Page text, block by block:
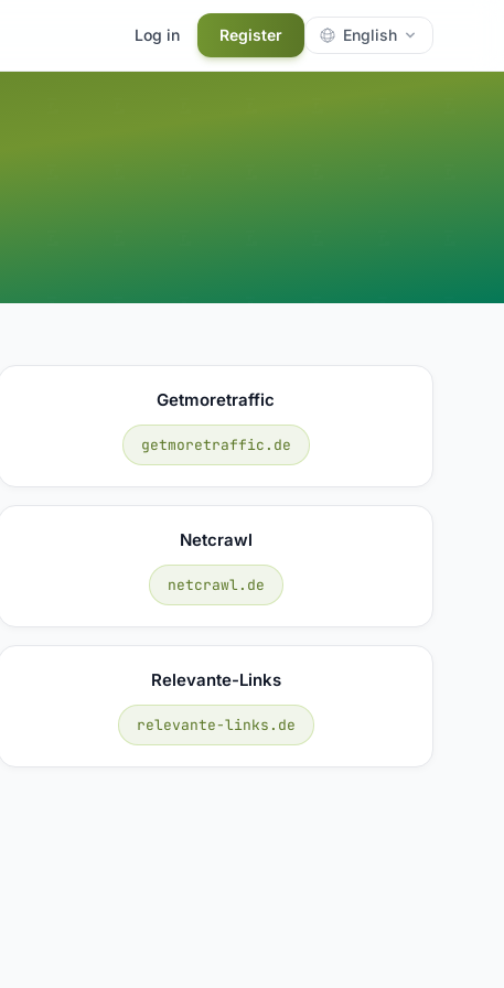
Log in Register English
Getmoretraffic
getmoretraffic.de
Netcrawl
netcrawl.de
Relevante-Links
relevante-links.de